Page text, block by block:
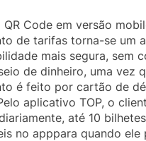
QR Code em versão
de tarifas torna-se um
mais segura, sem
de dinheiro, uma vez
é feito por cartão de
aplicativo TOP, o
até 10
no apppara quando ele